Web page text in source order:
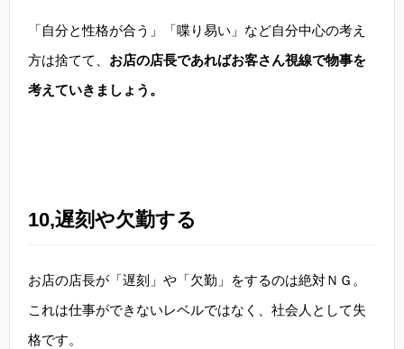
「自分と性格が合う」「喋り易い」など自分中心の考え
方は捨てて、 お店の店長であればお客さん視線で物事を
考えていきましょう。
10,遅刻や欠勤する
お店の店長が「遅刻」や「欠勤」をするのは絶対ＮＧ。
これは仕事ができないレベルではなく、社会人として失
格です。